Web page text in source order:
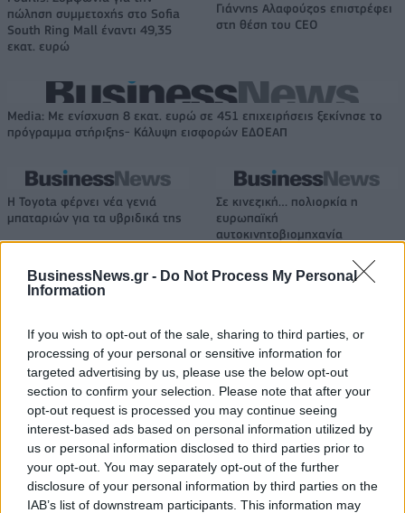
BusinessNews.gr - Do Not Process My Personal
Information
If you wish to opt-out of the sale, sharing to third parties, or
processing of your personal or sensitive information for
targeted advertising by us, please use the below opt-out
section to confirm your selection. Please note that after your
opt-out request is processed you may continue seeing
interest-based ads based on personal information utilized by
us or personal information disclosed to third parties prior to
your opt-out. You may separately opt-out of the further
disclosure of your personal information by third parties on the
IAB’s list of downstream participants. This information may
πώληση συμμετοχής στο Sofia
South Ring Mall έναντι 49,35
εκατ. ευρώ
Γιάννης Αλαφούζος επιστρέφει
στη θέση του CEO
Media: Με ενίσχυση 8 εκατ. ευρώ σε 451 επιχειρήσεις ξεκίνησε το
πρόγραμμα στήριξης- Κάλυψη εισφορών ΕΔΟΕΑΠ
Η Toyota φέρνει νέα γενιά
μπαταριών για τα υβριδικά της
Σε κινεζική… πολιορκία η
ευρωπαϊκή
αυτοκινητοβιομηχανία
Πέθανε ο Ντον Νέλσον – Έφυγε
από τη ζωή στα 86 του ο
θρύλος του NBA
Οι Νιου Γιορκ Λίμπερτι
διέλυσαν με 111-71 τους Λας
Βέγκας Έισις! (vids)
Χρηματιστήριο Αθηνών: Εβδομαδιαία άνοδος 1,76%, κέρδη 23,31%
από τις αρχές του έτους